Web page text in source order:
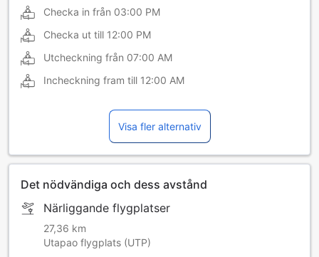
Checka in från 03:00 PM
Checka ut till 12:00 PM
Utcheckning från 07:00 AM
Incheckning fram till 12:00 AM
Visa fler alternativ
Det nödvändiga och dess avstånd
Närliggande flygplatser
27,36 km
Utapao flygplats (UTP)